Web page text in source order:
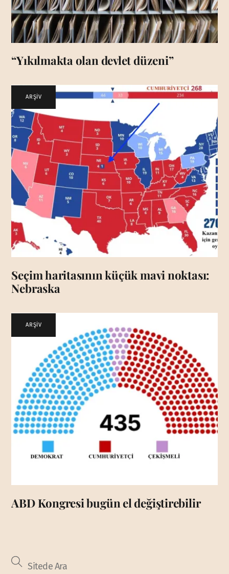
“Yıkılmakta olan devlet düzeni”
ARŞİV
Seçim haritasının küçük mavi noktası:
Nebraska
ARŞİV
ABD Kongresi bugün el değiştirebilir